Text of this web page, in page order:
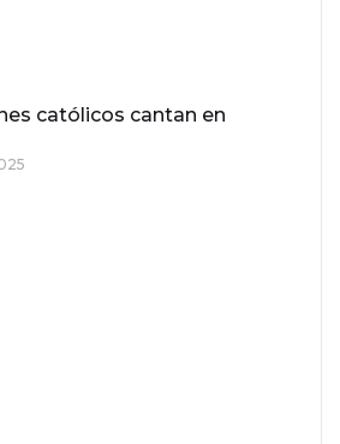
católicos cantan en